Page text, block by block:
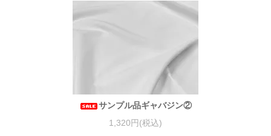
サンプル品ギャバジン②
1,320円(税込)